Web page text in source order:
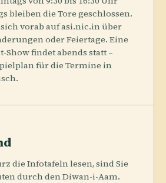
bleiben die Tore geschlossen.
vorab auf asi.nic.in über
oder Feiertage. Eine
Show findet abends statt –
für die Termine in
die Infotafeln lesen, sind Sie
durch den Diwan-i-Aam.